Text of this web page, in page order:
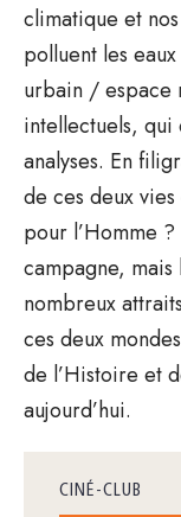
climatique et
polluent les
urbain / espace
intellectuels,
analyses. En
de ces deux
pour l’Homme
campagne,
nombreux
ces deux
de l’Histoire et
aujourd’hui.
CINÉ-CLUB